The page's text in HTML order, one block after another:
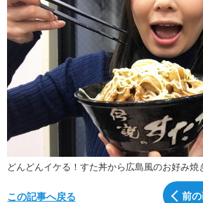
どんどんイケる！すた丼から広島風のお好み焼
前の
この記事へ戻る